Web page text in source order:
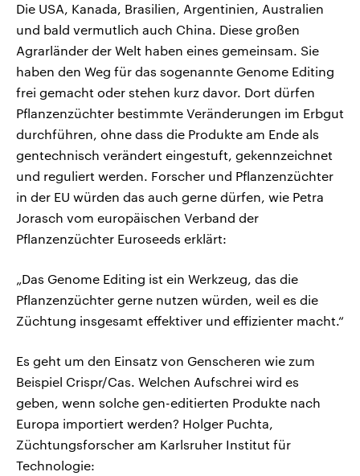
Die USA, Kanada, Brasilien, Argentinien, Australien
und bald vermutlich auch China. Diese großen
Agrarländer der Welt haben eines gemeinsam. Sie
haben den Weg für das sogenannte Genome Editing
frei gemacht oder stehen kurz davor. Dort dürfen
Pflanzenzüchter bestimmte Veränderungen im Erbgut
durchführen, ohne dass die Produkte am Ende als
gentechnisch verändert eingestuft, gekennzeichnet
und reguliert werden. Forscher und Pflanzenzüchter
in der EU würden das auch gerne dürfen, wie Petra
Jorasch vom europäischen Verband der
Pflanzenzüchter Euroseeds erklärt:
„Das Genome Editing ist ein Werkzeug, das die
Pflanzenzüchter gerne nutzen würden, weil es die
Züchtung insgesamt effektiver und effizienter macht.“
Es geht um den Einsatz von Genscheren wie zum
Beispiel Crispr/Cas. Welchen Aufschrei wird es
geben, wenn solche gen-editierten Produkte nach
Europa importiert werden? Holger Puchta,
Züchtungsforscher am Karlsruher Institut für
Technologie: